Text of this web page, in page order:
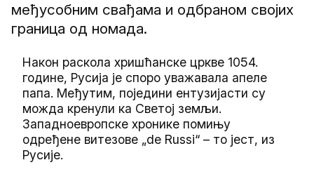
међусобним свађама и одбраном својих
граница од номада.
Након раскола хришћанске цркве 1054.
године, Русија је споро уважавала апеле
папа. Међутим, поједини ентузијасти су
можда кренули ка Светој земљи.
Западноевропске хронике помињу
одређене витезове „de Russi“ – то јест, из
Русије.